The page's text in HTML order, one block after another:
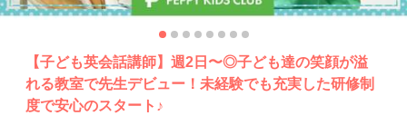
【子ども英会話講師】週2日〜◎子ども達の笑顔が溢
れる教室で先生デビュー！未経験でも充実した研修制
度で安心のスタート♪